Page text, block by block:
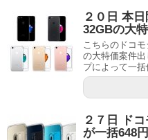
２０日 本
32GBの大
こちらのドコ
の大特価案件
プによって一
２７日 ド
が一括648